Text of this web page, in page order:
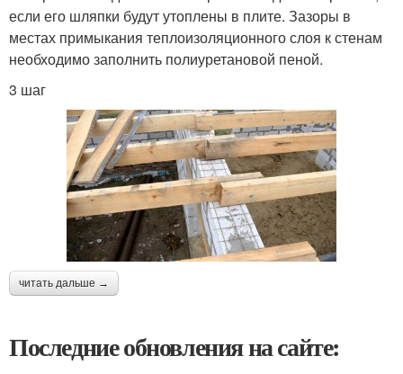
если его шляпки будут утоплены в плите. Зазоры в
местах примыкания теплоизоляционного слоя к стенам
необходимо заполнить полиуретановой пеной.
3 шаг
читать дальше →
Последние обновления на сайте: